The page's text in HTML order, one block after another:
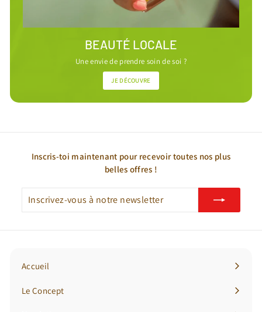
BEAUTÉ LOCALE
Une envie de prendre soin de soi ?
JE DÉCOUVRE
Inscris-toi maintenant pour recevoir toutes nos plus
belles offres !
vous
notre
Accueil
Le Concept